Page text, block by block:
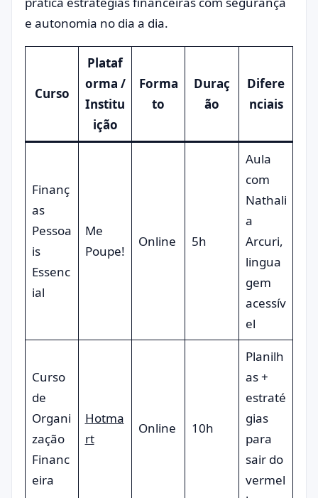
e autonomia no dia a dia.
Curso
Plataf
orma /
Institu
ição
Forma
to
Duraç
ão
Difere
nciais
Finanç
as
Pessoa
is
Essenc
ial
Me
Poupe!
Online 5h
Aula
com
Nathali
a
Arcuri,
lingua
gem
acessív
el
Curso
de
Organi
zação
Financ
eira
Hotma
rt
Online 10h
Planilh
as +
estraté
gias
para
sair do
vermel